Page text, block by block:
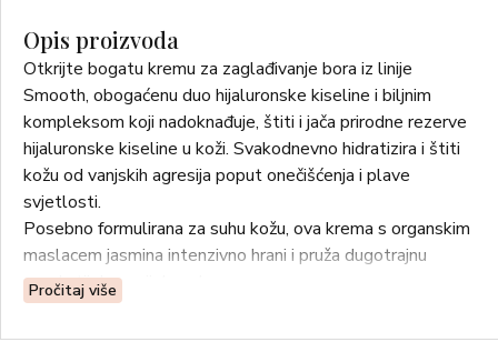
Opis proizvoda
Otkrijte bogatu kremu za zaglađivanje bora iz linije
Smooth, obogaćenu duo hijaluronske kiseline i biljnim
kompleksom koji nadoknađuje, štiti i jača prirodne rezerve
hijaluronske kiseline u koži. Svakodnevno hidratizira i štiti
kožu od vanjskih agresija poput onečišćenja i plave
svjetlosti.
Posebno formulirana za suhu kožu, ova krema s organskim
maslacem jasmina intenzivno hrani i pruža dugotrajnu
ugodu tijekom cijelog dana.
Pročitaj više